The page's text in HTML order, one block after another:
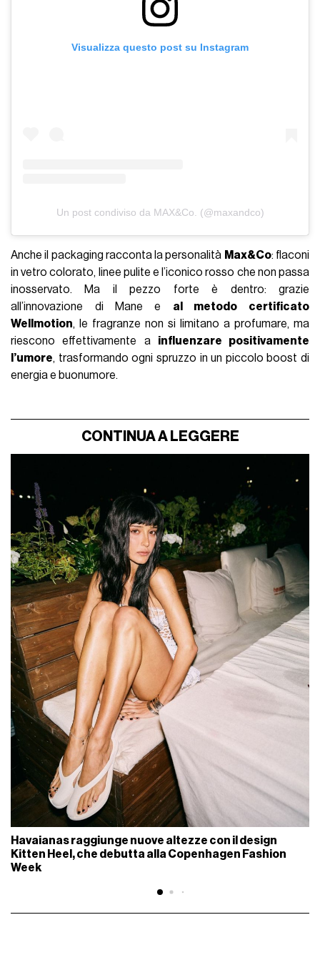
Visualizza questo post su Instagram
Un post condiviso da MAX&Co. (@maxandco)
Anche il packaging racconta la personalità Max&Co: flaconi
in vetro colorato, linee pulite e l’iconico rosso che non passa
inosservato. Ma il pezzo forte è dentro: grazie
all’innovazione di Mane e al metodo certificato
Wellmotion, le fragranze non si limitano a profumare, ma
riescono effettivamente a influenzare positivamente
l’umore, trasformando ogni spruzzo in un piccolo boost di
energia e buonumore.
CONTINUA A LEGGERE
Havaianas raggiunge nuove altezze con il design
Kitten Heel, che debutta alla Copenhagen Fashion
Week